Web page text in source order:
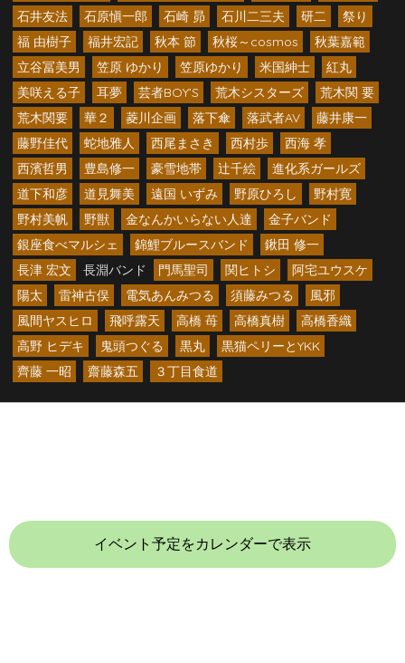
石井友法
石原愼一郎 石崎 昴 石川二三夫 研二
祭り
福 由樹子
福井宏記 秋本 節 秋桜～cosmos
秋葉嘉範
立谷冨美男
笠原 ゆかり 笠原ゆかり 米国紳士
紅丸
美咲える子
耳夢 芸者BOY’S 荒木シスターズ
荒木関 要
荒木関要
華２ 菱川企画 落下傘 落武者AV
藤井康一
藤野佳代
蛇地雅人 西尾まさき 西村歩
西海 孝
西濱哲男
豊島修一 豪雪地帯 辻千絵
進化系ガールズ
道下和彦
道見舞美 遠国 いずみ 野原ひろし
野村寛
野村美帆
野獣 金なんかいらない人達
金子バンド
銀座食べマルシェ
錦鯉ブルースバンド
鍬田 修一
長津 宏文
長淵バンド 門馬聖司 関ヒトシ
阿宅ユウスケ
陽太
雷神古俣 電気あんみつる 須藤みつる
風邪
風間ヤスヒロ
飛呼露天 高橋 苺 高橋真樹
高橋香織
高野 ヒデキ
鬼頭つぐる 黒丸
黒猫ペリーとYKK
齊藤 一昭
齋藤森五 ３丁目食道
イベント予定をカレンダーで表示